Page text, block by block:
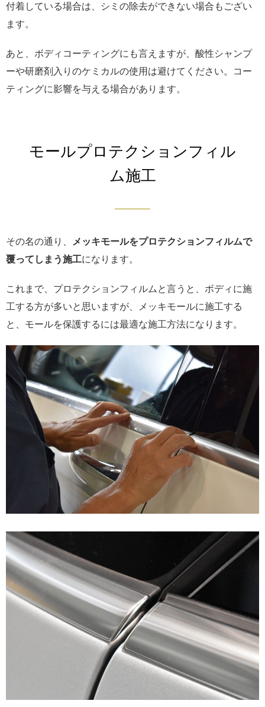
付着している場合は、シミの除去ができない場合もござい
ます。
あと、ボディコーティングにも言えますが、酸性シャンプ
ーや研磨剤入りのケミカルの使用は避けてください。コー
ティングに影響を与える場合があります。
モールプロテクションフィル
ム施工
その名の通り、
メッキモールをプロテクションフィルムで
覆ってしまう施工になります。
これまで、プロテクションフィルムと言うと、ボディに施
工する方が多いと思いますが、メッキモールに施工する
と、モールを保護するには最適な施工方法になります。